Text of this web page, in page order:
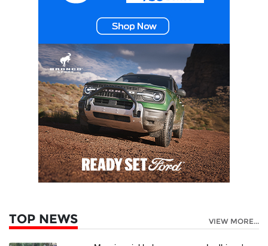
TOP NEWS VIEW MORE...